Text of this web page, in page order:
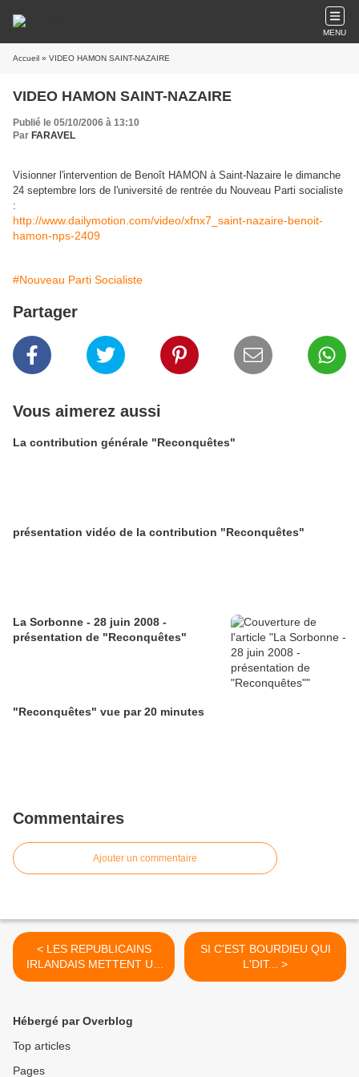
MENU
Accueil » VIDEO HAMON SAINT-NAZAIRE
VIDEO HAMON SAINT-NAZAIRE
Publié le 05/10/2006 à 13:10
Par FARAVEL
Visionner l'intervention de Benoît HAMON à Saint-Nazaire le dimanche
24 septembre lors de l'université de rentrée du Nouveau Parti socialiste
:
http://www.dailymotion.com/video/xfnx7_saint-nazaire-benoit-
hamon-nps-2409
#Nouveau Parti Socialiste
Partager
Vous aimerez aussi
La contribution générale "Reconquêtes"
présentation vidéo de la contribution "Reconquêtes"
La Sorbonne - 28 juin 2008 -
présentation de "Reconquêtes"
"Reconquêtes" vue par 20 minutes
Commentaires
Ajouter un commentaire
< LES REPUBLICAINS
IRLANDAIS METTENT UN
TERME A LA LUTTE
SI C'EST BOURDIEU QUI
L'DIT... >
Hébergé par Overblog
Top articles
Pages